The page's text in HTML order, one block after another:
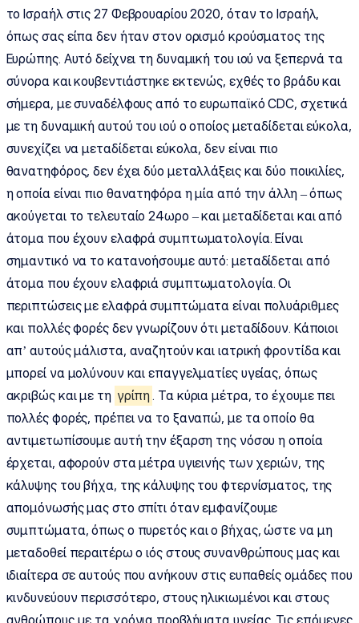
το Ισραήλ στις 27 Φεβρουαρίου 2020, όταν το Ισραήλ,
όπως σας είπα δεν ήταν στον ορισμό κρούσματος της
Ευρώπης. Αυτό δείχνει τη δυναμική του ιού να ξεπερνά τα
σύνορα και κουβεντιάστηκε εκτενώς, εχθές το βράδυ και
σήμερα, με συναδέλφους από το ευρωπαϊκό CDC, σχετικά
με τη δυναμική αυτού του ιού ο οποίος μεταδίδεται εύκολα,
συνεχίζει να μεταδίδεται εύκολα, δεν είναι πιο
θανατηφόρος, δεν έχει δύο μεταλλάξεις και δύο ποικιλίες,
η οποία είναι πιο θανατηφόρα η μία από την άλλη – όπως
ακούγεται το τελευταίο 24ωρο – και μεταδίδεται και από
άτομα που έχουν ελαφρά συμπτωματολογία. Είναι
σημαντικό να το κατανοήσουμε αυτό: μεταδίδεται από
άτομα που έχουν ελαφριά συμπτωματολογία. Οι
περιπτώσεις με ελαφρά συμπτώματα είναι πολυάριθμες
και πολλές φορές δεν γνωρίζουν ότι μεταδίδουν. Κάποιοι
απ’ αυτούς μάλιστα, αναζητούν και ιατρική φροντίδα και
μπορεί να μολύνουν και επαγγελματίες υγείας, όπως
ακριβώς και με τη γρίπη . Τα κύρια μέτρα, το έχουμε πει
πολλές φορές, πρέπει να το ξαναπώ, με τα οποίο θα
αντιμετωπίσουμε αυτή την έξαρση της νόσου η οποία
έρχεται, αφορούν στα μέτρα υγιεινής των χεριών, της
κάλυψης του βήχα, της κάλυψης του φτερνίσματος, της
απομόνωσής μας στο σπίτι όταν εμφανίζουμε
συμπτώματα, όπως ο πυρετός και ο βήχας, ώστε να μη
μεταδοθεί περαιτέρω ο ιός στους συνανθρώπους μας και
ιδιαίτερα σε αυτούς που ανήκουν στις ευπαθείς ομάδες που
κινδυνεύουν περισσότερο, στους ηλικιωμένοι και στους
ανθρώπους με τα χρόνια προβλήματα υγείας. Τις επόμενες